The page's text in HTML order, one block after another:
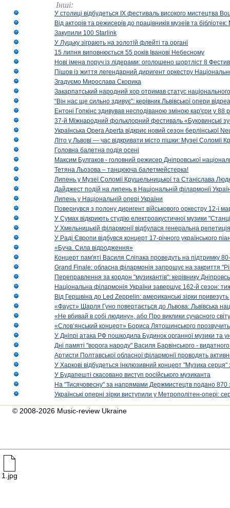
Інші:
У столиці відбудеться IX фестиваль високого мистецтва
Від акторів та режисерів до працівників музеїв та
Закупили 100 Starlink
У Луцьку зіграють на золотій флейті та органі
15 липня виповнюється 55 років Іванові Небесному
Нові імена поруч із лідерами: оголошено шортліст 8
Пішов із життя легендарний диригент оркестру
Згадуємо Мирослава Скорика
Закарпатський народний хор отримав статус національного
“Він нас ще сильно здивує”: керівник Львівської опери
Ентоні Гопкінс здивував несподіваною зміною кар'єри у 88
37-й Міжнародний фольклорний фестиваль «Буковинські
Українська Opera Aperta відкриє новий сезон берлінської
Літо у Львові — час відкривати місто пішки: Музеї Соломії
Головна балетна подія осені
Максим Булгаков - головний режисер Дніпровської
Тетяна Льозова – танцююча балетмейстерка!
Липень у Музеї Соломії Крушельницької та Станіслава
Дайджест подій на липень в Національній філармонії
Липень у Національній опері України
Повернувся з полону диригент військового оркестру 12-ї
У Сумах відкриють студію електроакустичної музики
У Хмельницькій філармонії відбулася генеральна
У Раді Європи відбувся концерт 17-річного українського
«Буча. Сила відродження»
Концерт пам'яті Василя Сліпака проведуть на підтримку
Grand Finale: обласна філармонія запрошує на закриття
Переправлення за кордон "музикантів": керівнику
Національна філармонія України завершує 162-й сезон:
Від Гершвіна до Led Zeppelin: американські зірки
«Фауст» Шарля Гуно повертається до Львова: Львівська
«Не вбивай в собі людину», або Про виклики сучасного світу
«Слов’янський концерт» Бориса Лятошинського
У Дніпрі атака РФ пошкодила Будинок органної музики та
Дні памяті "ворога народу" Василя Барвінського -
Артисти Полтавської обласної філармонії проводять
У Харкові відбудеться інклюзивний концерт "Музика
У Будапешті скасовано виступ російського музиканта
На "Тисячовесну" за напрямами Держмистецтв подано 870
Українські оперні зірки виступили у Метрополітен-опері:
© 2008-2026 Music-review Ukraine
1.jpg